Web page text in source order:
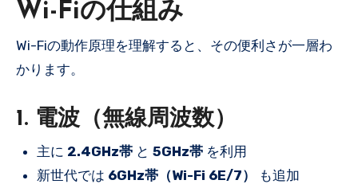
Wi-Fiの仕組み
Wi-Fiの動作原理を理解すると、その便利さが一層わ
かります。
1. 電波（無線周波数）
主に 2.4GHz帯と 5GHz帯を利用
新世代では 6GHz帯（Wi-Fi 6E/7）
も追加